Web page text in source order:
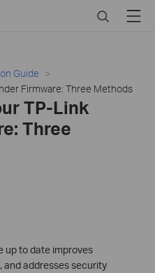
SearchMenu
Guide
Firmware: Three Methods
TP-Link
Three
up to date improves
and addresses security